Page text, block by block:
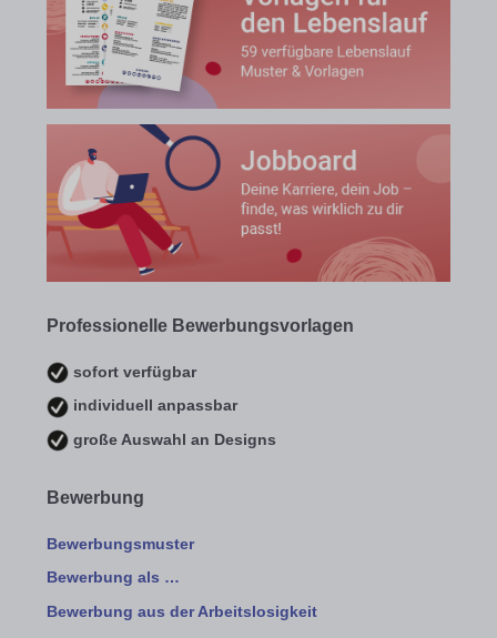
Professionelle Bewerbungsvorlagen
sofort verfügbar
individuell anpassbar
große Auswahl an Designs
Bewerbung
Bewerbungsmuster
Bewerbung als …
Bewerbung aus der Arbeitslosigkeit